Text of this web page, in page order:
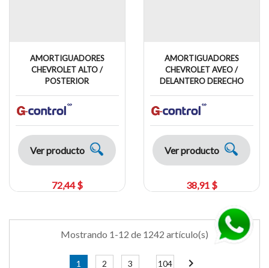
AMORTIGUADORES
CHEVROLET ALTO /
POSTERIOR
Ver producto
72,44 $
AMORTIGUADORES
CHEVROLET AVEO /
DELANTERO DERECHO
Ver producto
38,91 $
Mostrando 1-12 de 1242 artículo(s)
1 2 3 104 chevron_right